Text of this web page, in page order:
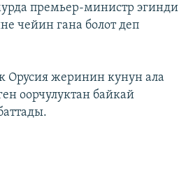
премьер-министр эгинди
чейин гана болот деп
Орусия жеринин кунун ала
оорчулуктан байкай